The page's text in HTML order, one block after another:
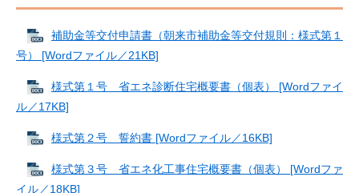
補助金等交付申請書（朝来市補助金等交付規則：様式第１
号） [Wordファイル／21KB]
様式第１号 省エネ診断住宅概要書（個表） [Wordファイ
ル／17KB]
様式第２号 誓約書 [Wordファイル／16KB]
様式第３号 省エネ化工事住宅概要書（個表） [Wordファ
イル／18KB]